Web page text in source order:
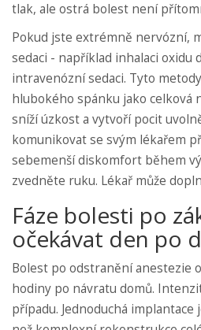
tlak, ale ostrá bolest není
Pokud jste extrémně nervózní,
sedaci - například inhalaci oxidu
intravenózní sedaci. Tyto
hlubokého spánku jako celková
sníží úzkost a vytvoří pocit
komunikovat se svým lékařem
sebemenší diskomfort během
zvedněte ruku. Lékař může
Fáze bolesti po
očekávat den po
Bolest po odstranění anestezie
hodiny po návratu domů.
případu. Jednoduchá